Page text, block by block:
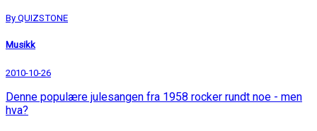
By QUIZSTONE
Musikk
2010-10-26
Denne populære julesangen fra 1958 rocker rundt noe - men
hva?